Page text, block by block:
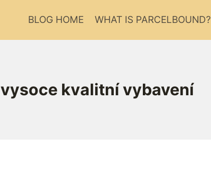
BLOG HOME WHAT IS PARCELBOUND?
vysoce kvalitní vybavení